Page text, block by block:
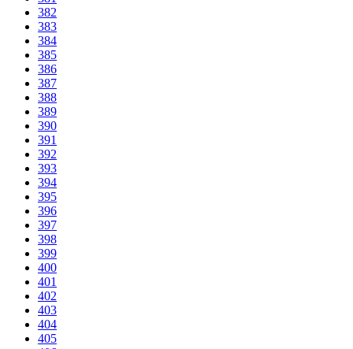
382
383
384
385
386
387
388
389
390
391
392
393
394
395
396
397
398
399
400
401
402
403
404
405